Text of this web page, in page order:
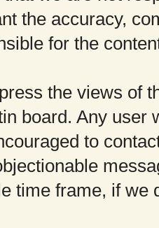
the accuracy,
for the
the views of
board. Any user
to
time frame, if we